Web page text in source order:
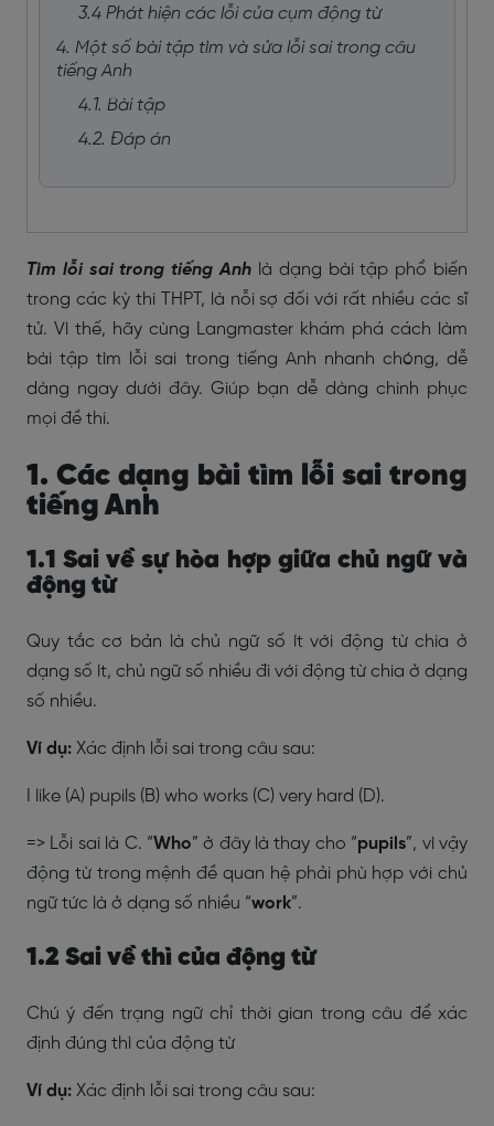
3.4 Phát hiện các lỗi của cụm động từ
4. Một số bài tập tìm và sửa lỗi sai trong câu
tiếng Anh
4.1. Bài tập
4.2. Đáp án
Tìm lỗi sai trong tiếng Anh là dạng bài tập phổ biến
trong các kỳ thi THPT, là nỗi sợ đối với rất nhiều các sĩ
tử. Vì thế, hãy cùng Langmaster khám phá cách làm
bài tập tìm lỗi sai trong tiếng Anh nhanh chóng, dễ
dàng ngay dưới đây. Giúp bạn dễ dàng chinh phục
mọi đề thi.
1. Các dạng bài tìm lỗi sai trong
tiếng Anh
1.1 Sai về sự hòa hợp giữa chủ ngữ và
động từ
Quy tắc cơ bản là chủ ngữ số ít với động từ chia ở
dạng số ít, chủ ngữ số nhiều đi với động từ chia ở dạng
số nhiều.
Ví dụ: Xác định lỗi sai trong câu sau:
I like (A) pupils (B) who works (C) very hard (D).
=> Lỗi sai là C. “Who” ở đây là thay cho “pupils”, vì vậy
động từ trong mệnh đề quan hệ phải phù hợp với chủ
ngữ tức là ở dạng số nhiều “work”.
1.2 Sai về thì của động từ
Chú ý đến trạng ngữ chỉ thời gian trong câu để xác
định đúng thì của động từ
Ví dụ: Xác định lỗi sai trong câu sau: